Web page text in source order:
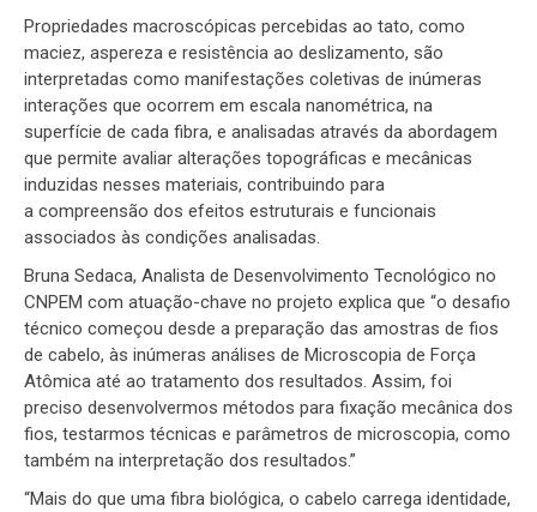
Propriedades macroscópicas percebidas ao tato, como
maciez, aspereza e resistência ao deslizamento, são
interpretadas como manifestações coletivas de inúmeras
interações que ocorrem em escala nanométrica, na
superfície de cada fibra, e analisadas através da abordagem
que permite avaliar alterações topográficas e mecânicas
induzidas nesses materiais, contribuindo para
a compreensão dos efeitos estruturais e funcionais
associados às condições analisadas.
Bruna Sedaca, Analista de Desenvolvimento Tecnológico no
CNPEM com atuação-chave no projeto explica que “o desafio
técnico começou desde a preparação das amostras de fios
de cabelo, às inúmeras análises de Microscopia de Força
Atômica até ao tratamento dos resultados. Assim, foi
preciso desenvolvermos métodos para fixação mecânica dos
fios, testarmos técnicas e parâmetros de microscopia, como
também na interpretação dos resultados.”
“Mais do que uma fibra biológica, o cabelo carrega identidade,